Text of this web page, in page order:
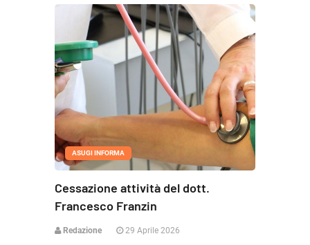
ASUGI INFORMA
Cessazione attività del dott.
Francesco Franzin
Redazione 29 Aprile 2026